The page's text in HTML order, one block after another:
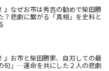
』なぜお市は秀吉の勧めで柴田勝
？悲劇に繋がる「真相」を史料と
』お市と柴田勝家、自刃しての最
句」…運命を共にした２人の悲劇